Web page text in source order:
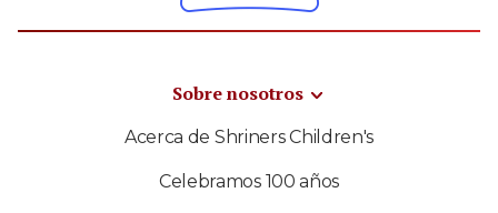
Sobre nosotros
Acerca de Shriners Children's
Celebramos 100 años